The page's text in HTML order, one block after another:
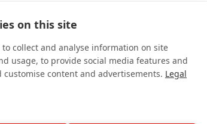
auf dieser Seite. Sie können uns aber auch gerne
informieren wir Sie ausführlich über
Sauerkraut und Kartoffelpüree oder alternativ ein
und eine Flasche Uerige, über dessen
an folgenden Terminen eine Brauereiführung an:
on this site
to collect and analyse information on site
usage, to provide social media features and
customise content and advertisements. Legal